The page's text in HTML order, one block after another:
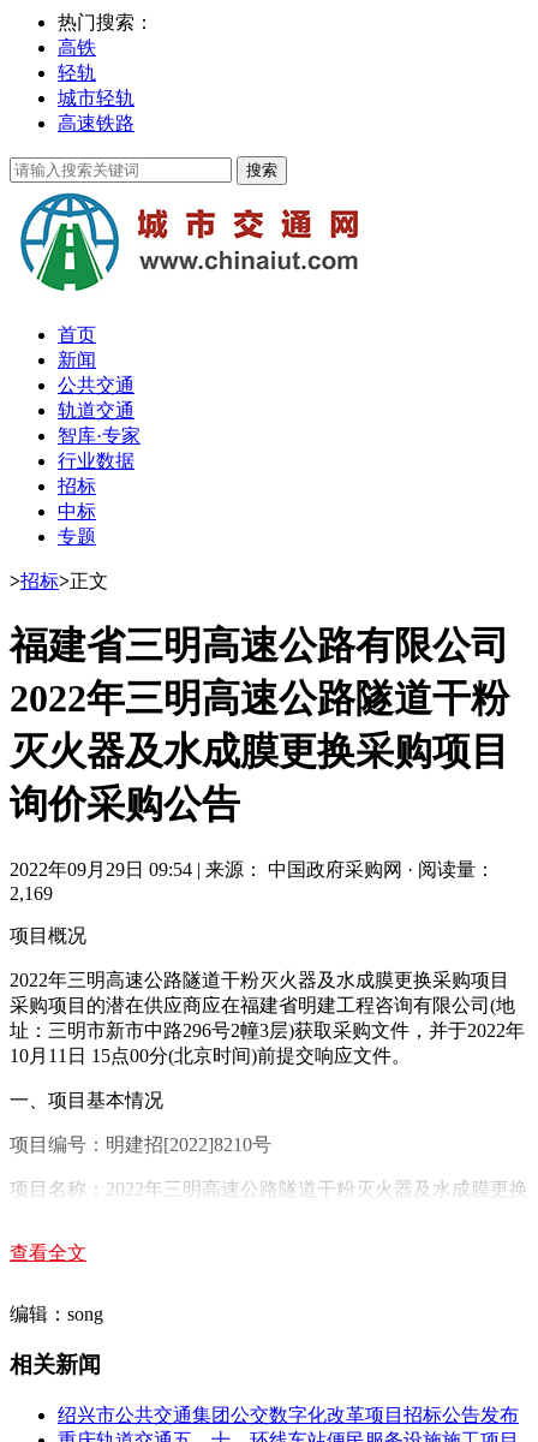
热门搜索：
高铁
轻轨
城市轻轨
高速铁路
首页
新闻
公共交通
轨道交通
智库·专家
行业数据
招标
中标
专题
>招标>正文
福建省三明高速公路有限公司
2022年三明高速公路隧道干粉
灭火器及水成膜更换采购项目
询价采购公告
2022年09月29日 09:54 | 来源： 中国政府采购网 · 阅读量：
2,169
项目概况
2022年三明高速公路隧道干粉灭火器及水成膜更换采购项目
采购项目的潜在供应商应在福建省明建工程咨询有限公司(地
址：三明市新市中路296号2幢3层)获取采购文件，并于2022年
10月11日 15点00分(北京时间)前提交响应文件。
一、项目基本情况
项目编号：明建招[2022]8210号
项目名称：2022年三明高速公路隧道干粉灭火器及水成膜更换
采购方式：询价
预算金额：172.1448800 万元(人民币)
最高限价(如有)：172.1448800 万元(人民币)
详见公告
查看全文
编辑：song
相关新闻
绍兴市公共交通集团公交数字化改革项目招标公告发布